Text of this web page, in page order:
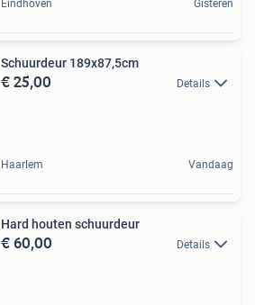
Eindhoven Gisteren
Schuurdeur 189x87,5cm
€ 25,00 Details
Haarlem Vandaag
Hard houten schuurdeur
€ 60,00 Details